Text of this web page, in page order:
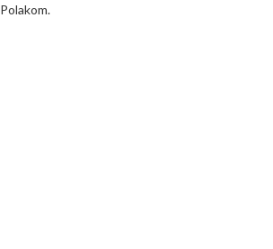
Polakom.